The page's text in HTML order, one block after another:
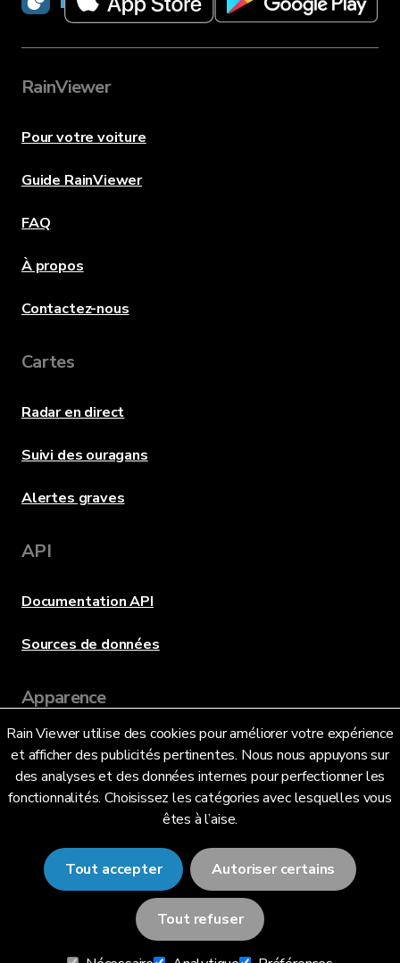
Rain Viewer utilise des cookies pour améliorer votre expérience
et afficher des publicités pertinentes. Nous nous appuyons sur
des analyses et des données internes pour perfectionner les
fonctionnalités. Choisissez les catégories avec lesquelles vous
êtes à l’aise.
Tout accepter Autoriser certains
Tout refuser
RainViewer
Pour votre voiture
Guide RainViewer
FAQ
À propos
Contactez-nous
Cartes
Radar en direct
Suivi des ouragans
Alertes graves
API
Documentation API
Sources de données
Apparence
Langue
© 2026 RainViewer,MeteoLab Inc.